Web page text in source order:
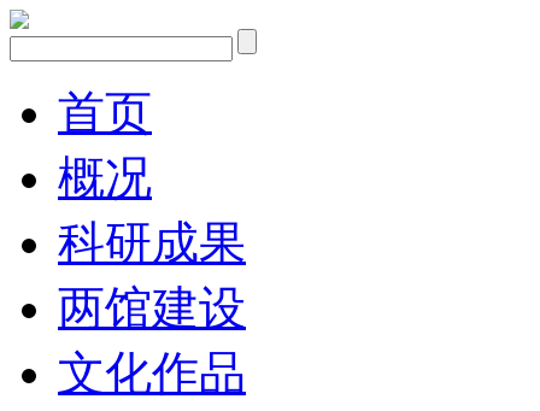
首页
概况
科研成果
两馆建设
文化作品